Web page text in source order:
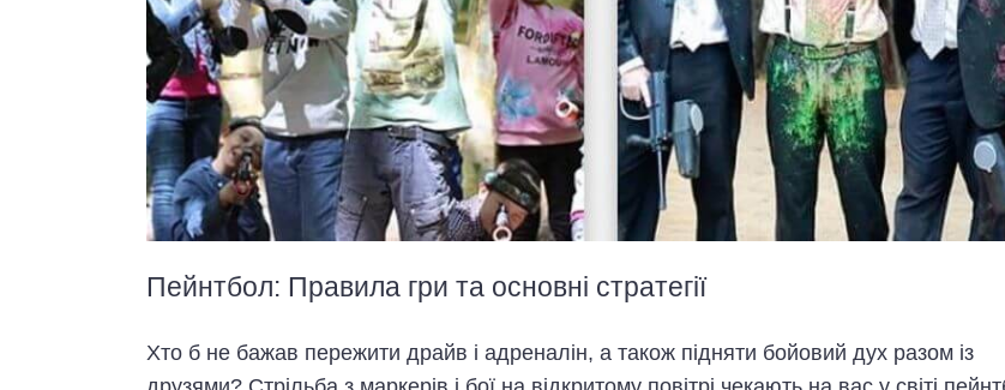
Пейнтбол: Правила гри та основні стратегії
Хто б не бажав пережити драйв і адреналін, а також підняти бойовий дух разом із